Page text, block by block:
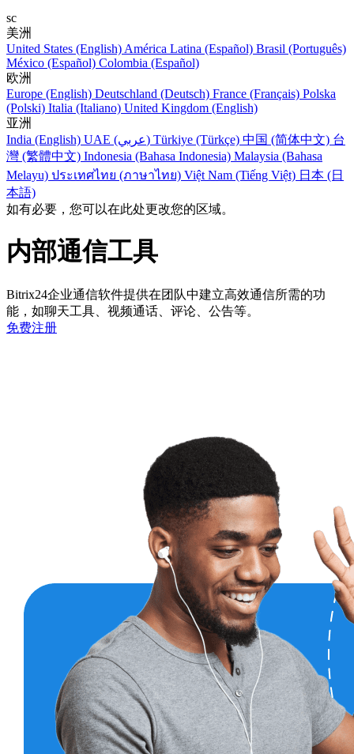
sc
美洲
United States (English) América Latina (Español) Brasil (Português)
México (Español) Colombia (Español)
欧洲
Europe (English) Deutschland (Deutsch) France (Français) Polska
(Polski) Italia (Italiano) United Kingdom (English)
亚洲
India (English)
UAE (عربي) Türkiye (Türkçe) 中国 (简体中文) 台
灣 (繁體中文) Indonesia (Bahasa Indonesia) Malaysia (Bahasa
Melayu) ประเทศไทย (ภาษาไทย) Việt Nam (Tiếng Việt) 日本 (日
本語)
如有必要，您可以在此处更改您的区域。
内部通信工具
Bitrix24企业通信软件提供在团队中建立高效通信所需的功
能，如聊天工具、视频通话、评论、公告等。
免费注册